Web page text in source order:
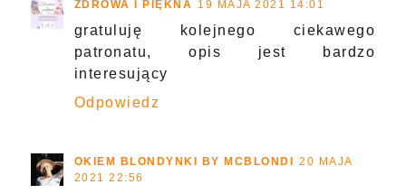
ZDROWA I PIĘKNA 19 MAJA 2021 14:01
gratuluję kolejnego ciekawego
patronatu, opis jest bardzo
interesujący
Odpowiedz
OKIEM BLONDYNKI BY MCBLONDI 20 MAJA
2021 22:56